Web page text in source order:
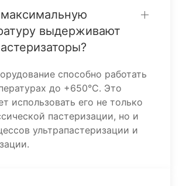
выдерживают
способно работать
до +650°C. Это
использовать его не только
пастеризации, но и
ультрапастеризации и